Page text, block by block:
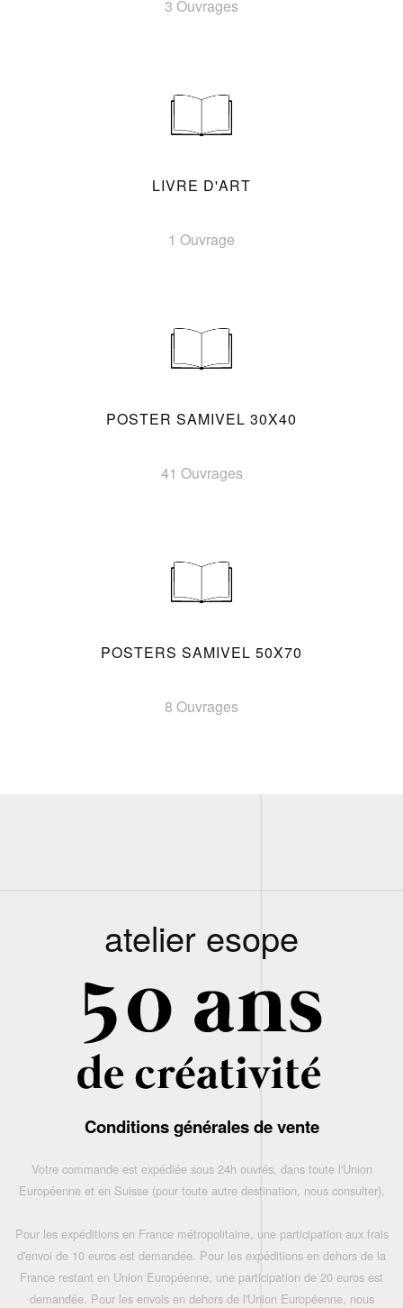
3 Ouvrages
LIVRE D'ART
1 Ouvrage
POSTER SAMIVEL 30X40
41 Ouvrages
POSTERS SAMIVEL 50X70
8 Ouvrages
atelier esope
Conditions générales de vente
Votre commande est expédiée sous 24h ouvrés, dans toute l'Union
Européenne et en Suisse (pour toute autre destination, nous consulter),
Pour les expéditions en France métropolitaine, une participation aux frais
d'envoi de 10 euros est demandée. Pour les expéditions en dehors de la
France restant en Union Européenne, une participation de 20 euros est
demandée. Pour les envois en dehors de l'Union Européenne, nous